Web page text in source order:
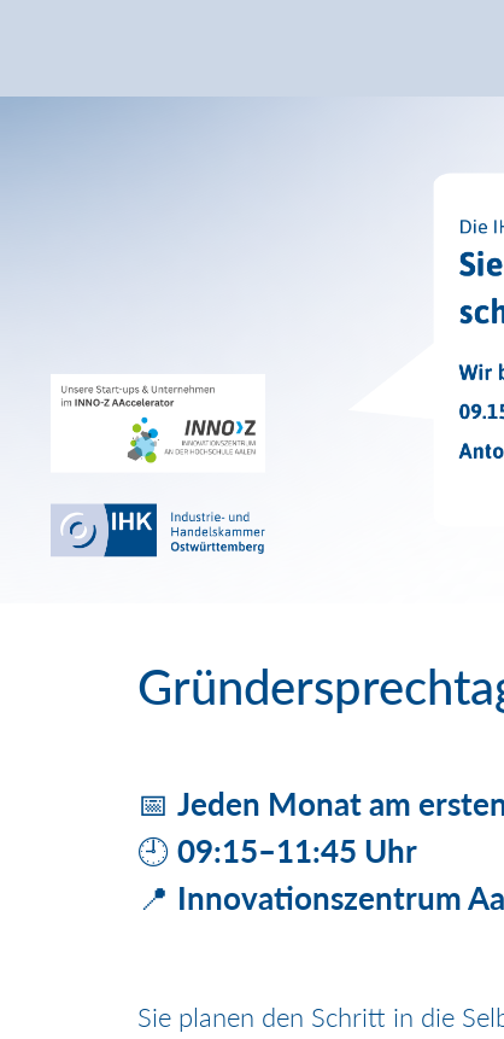
📅 Jeden Monat am
🕘 09:15–11:45 Uhr
📍 Innovationszentrum
Sie planen den Schritt in die